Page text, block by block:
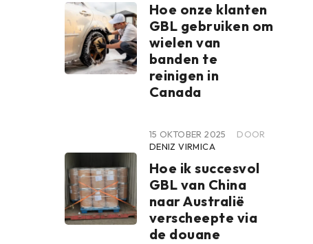
Hoe onze klanten
GBL gebruiken om
wielen van
banden te
reinigen in
Canada
15 OKTOBER 2025
DOOR
DENIZ VIRMICA
Hoe ik succesvol
GBL van China
naar Australië
verscheepte via
de douane